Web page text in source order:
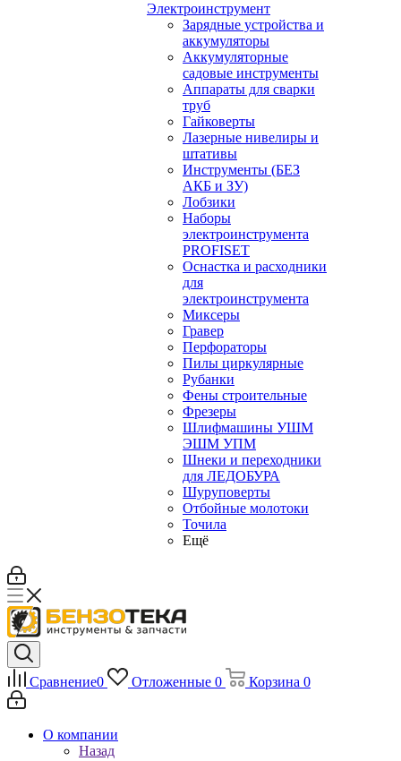
Электроинструмент
Зарядные устройства и
аккумуляторы
Аккумуляторные
садовые инструменты
Аппараты для сварки
труб
Гайковерты
Лазерные нивелиры и
штативы
Инструменты (БЕЗ
АКБ и ЗУ)
Лобзики
Наборы
электроинструмента
PROFISET
Оснастка и расходники
для
электроинструмента
Миксеры
Гравер
Перфораторы
Пилы циркулярные
Рубанки
Фены строительные
Фрезеры
Шлифмашины УШМ
ЭШМ УПМ
Шнеки и переходники
для ЛЕДОБУРА
Шуруповерты
Отбойные молотоки
Точила
Ещё
Сравнение0 Отложенные 0 Корзина 0
О компании
Назад